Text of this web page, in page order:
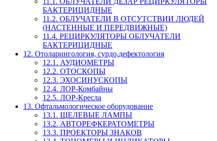
БАКТЕРИЦИДНЫЕ
11.2. ОБЛУЧАТЕЛИ В ОТСУТСТВИИ ЛЮДЕЙ
(НАСТЕННЫЕ И ПЕРЕДВИЖНЫЕ)
11.4. РЕЦИРКУЛЯТОРЫ ОБЛУЧАТЕЛИ
БАКТЕРИЦИДНЫЕ
12. Отоларингология, сурдо,дефектология
12.1. АУДИОМЕТРЫ
12.2. ОТОСКОПЫ
12.3. ЭХОСИНУСКОПЫ
12.4. ЛОР-Комбайны
12.5. ЛОР-Кресла
13. Офтальмологическое оборудование
13.1. ЩЕЛЕВЫЕ ЛАМПЫ
13.2. АВТОРЕФКЕРАТОМЕТРЫ
13.3. ПРОЕКТОРЫ ЗНАКОВ